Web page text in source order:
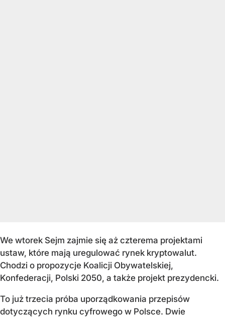
We wtorek Sejm zajmie się aż czterema projektami
ustaw, które mają uregulować rynek kryptowalut.
Chodzi o propozycje Koalicji Obywatelskiej,
Konfederacji, Polski 2050, a także projekt prezydencki.
To już trzecia próba uporządkowania przepisów
dotyczących rynku cyfrowego w Polsce. Dwie